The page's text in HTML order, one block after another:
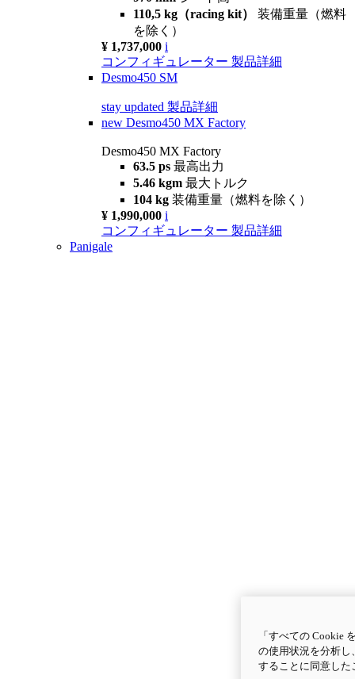
110,5 kg（racing kit） 装備重量（燃料
を除く）
¥ 1,737,000 i
コンフィギュレーター 製品詳細
Desmo450 SM
stay updated 製品詳細
new Desmo450 MX Factory
Desmo450 MX Factory
63.5 ps 最高出力
5.46 kgm 最大トルク
104 kg 装備重量（燃料を除く）
¥ 1,990,000 i
コンフィギュレーター 製品詳細
Panigale
「すべての Cookie
の使用状況を分析し
することに同意し